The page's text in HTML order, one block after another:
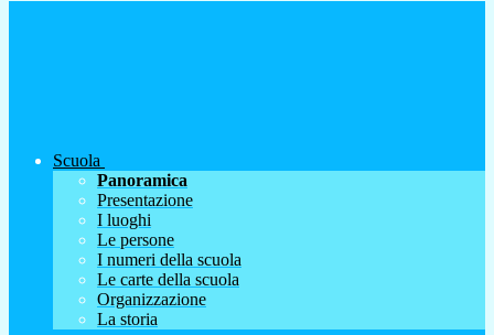
Scuola
Panoramica
Presentazione
I luoghi
Le persone
I numeri della scuola
Le carte della scuola
Organizzazione
La storia